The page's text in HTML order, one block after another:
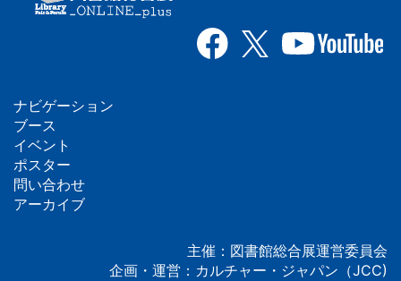
フ
ッ
タ
ナビゲーション
ブース
イベント
ポスター
問い合わせ
アーカイブ
主催：図書館総合展運営委員会
企画・運営：カルチャー・ジャパン（JCC)